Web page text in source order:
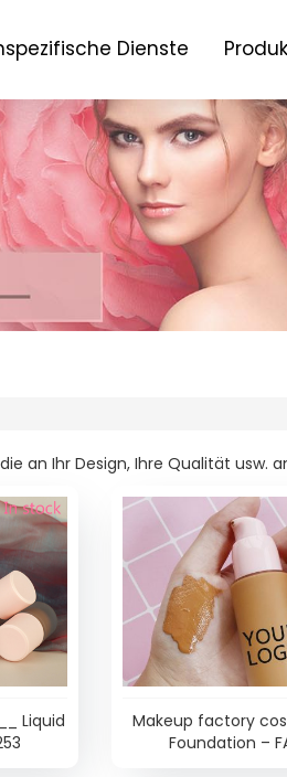
Dienste
an Ihr Design, Ihre Qualität usw.
Liquid
Makeup factory
Foundation –